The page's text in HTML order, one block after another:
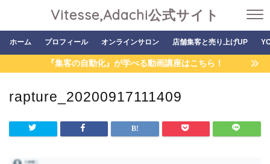
Vitesse,Adachi公式サイト
ホーム プロフィール オンラインサロン 店舗集客と売り上げUP
『集客の自動化』が学べる動画講座はこちら！
rapture_20200917111409